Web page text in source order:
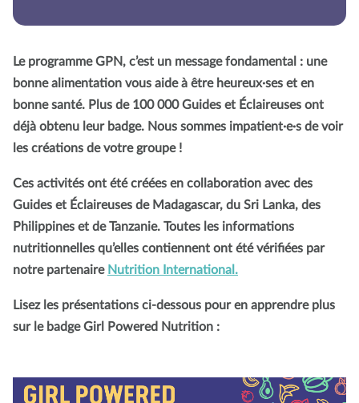
Le programme GPN, c’est un message fondamental : une
bonne alimentation vous aide à être heureux·ses et en
bonne santé. Plus de 100 000 Guides et Éclaireuses ont
déjà obtenu leur badge. Nous sommes impatient·e·s de voir
les créations de votre groupe !
Ces activités ont été créées en collaboration avec des
Guides et Éclaireuses de Madagascar, du Sri Lanka, des
Philippines et de Tanzanie. Toutes les informations
nutritionnelles qu’elles contiennent ont été vérifiées par
notre partenaire Nutrition International.
Lisez les présentations ci-dessous pour en apprendre plus
sur le badge Girl Powered Nutrition :